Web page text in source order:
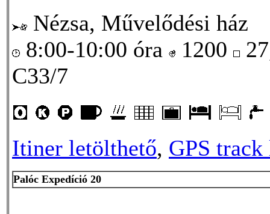
Nézsa, Művelődési ház
8:00-10:00 óra
1200
C33/7
Itiner letölthető, GPS
Palóc Expedíció 20